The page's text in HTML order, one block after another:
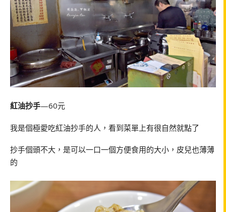
紅油抄手—60元
我是個極愛吃紅油抄手的人，看到菜單上有很自然就點了
抄手個頭不大，是可以一口一個方便食用的大小，皮兒也薄薄
的